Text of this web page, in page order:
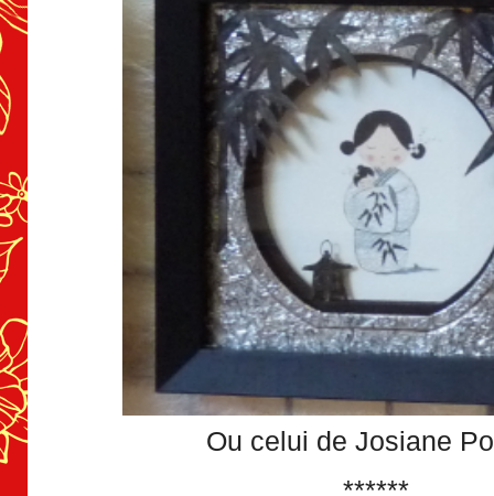
Ou celui de Josiane
******